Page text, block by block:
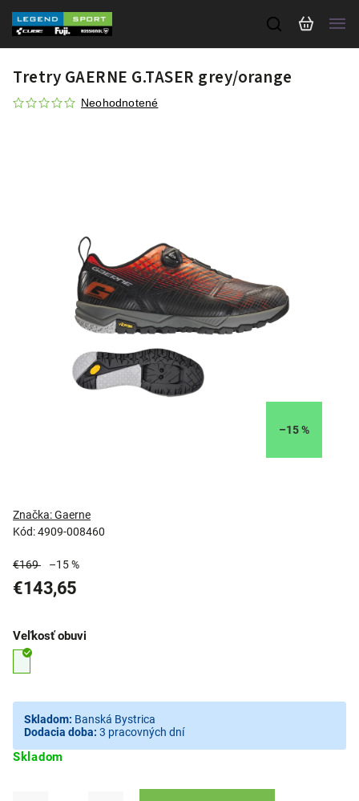
Tretry GAERNE G.TASER grey/orange
Neohodnotené
–15 %
Kód:4909-008460
Značka:Gaerne
€169 –15 %
€143,65
Skladom
Veľkosť obuvi
Skladom: Banská Bystrica
Dodacia doba: 3 pracovných dní